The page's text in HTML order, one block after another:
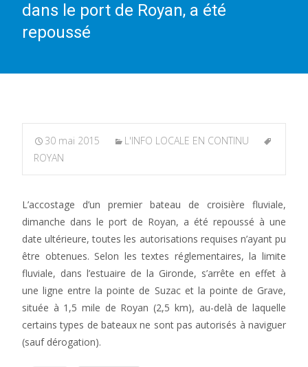
dans le port de Royan, a été
repoussé
30 mai 2015
L'INFO LOCALE EN CONTINU
ROYAN
L’accostage d’un premier bateau de croisière fluviale,
dimanche dans le port de Royan, a été repoussé à une
date ultérieure, toutes les autorisations requises n’ayant pu
être obtenues. Selon les textes réglementaires, la limite
fluviale, dans l’estuaire de la Gironde, s’arrête en effet à
une ligne entre la pointe de Suzac et la pointe de Grave,
située à 1,5 mile de Royan (2,5 km), au-delà de laquelle
certains types de bateaux ne sont pas autorisés à naviguer
(sauf dérogation).